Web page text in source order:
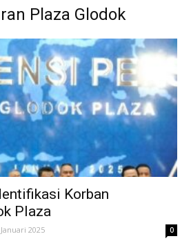
Plaza Glodok
Korban
Plaza
2025 0